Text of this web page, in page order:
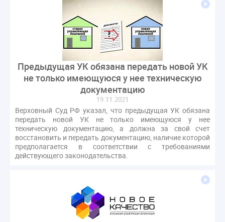
Предыдущая УК обязана передать новой УК
не только имеющуюся у нее техническую
документацию
19.11.2021
Верховный Суд РФ указал, что предыдущая УК обязана
передать новой УК не только имеющуюся у нее
техническую документацию, а должна за свой счет
восстановить и передать документацию, наличие которой
предполагается в соответствии с требованиями
действующего законодательства.